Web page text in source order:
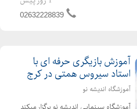
جامع ترین دوره بازیگری را آموزش
02632228839
آموزش بازیگری حرفه ای با
استاد سیروس همتی در کرج
آموزشگاه اندیشه نو